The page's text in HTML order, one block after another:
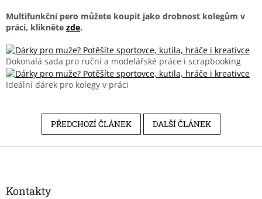
Multifunkční pero můžete koupit jako drobnost kolegům v
práci, klikněte zde.
Dokonalá sada pro ruční a modelářské práce i scrapbooking
Ideální dárek pro kolegy v práci
PŘEDCHOZÍ ČLÁNEK DALŠÍ ČLÁNEK
Z
Kontakty